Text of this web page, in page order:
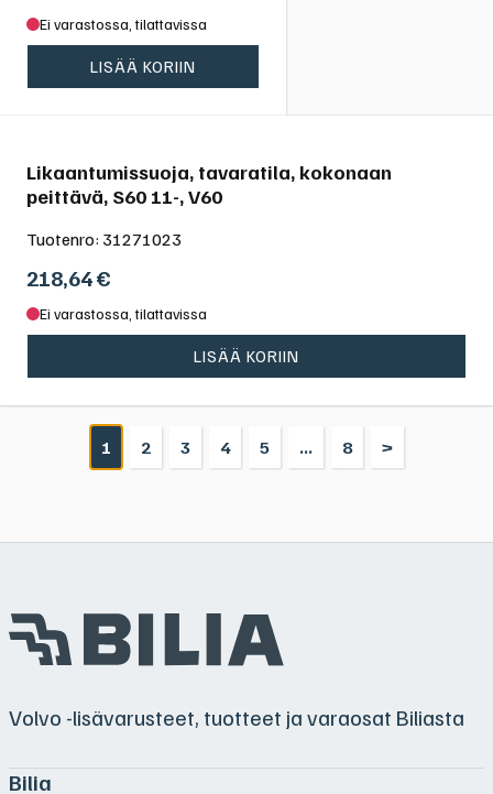
Ei varastossa, tilattavissa
LISÄÄ KORIIN
Likaantumissuoja, tavaratila, kokonaan
peittävä, S60 11-, V60
Tuotenro: 31271023
218,64€
Ei varastossa, tilattavissa
LISÄÄ KORIIN
1 2 3 4 5 ... 8 >
Volvo -lisävarusteet, tuotteet ja varaosat Biliasta
Bilia